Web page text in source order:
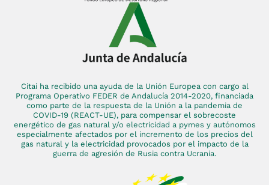
Citai ha recibido una ayuda de la Unión Europea con cargo al
Programa Operativo FEDER de Andalucía 2014-2020, financiada
como parte de la respuesta de la Unión a la pandemia de
COVID-19 (REACT-UE), para compensar el sobrecoste
energético de gas natural y/o electricidad a pymes y autónomos
especialmente afectados por el incremento de los precios del
gas natural y la electricidad provocados por el impacto de la
guerra de agresión de Rusia contra Ucrania.